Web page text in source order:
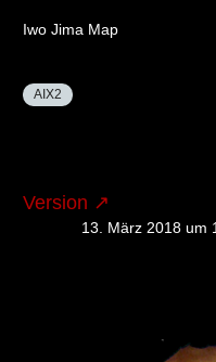
Iwo Jima Map
AIX2
Version
13. März 2018 um